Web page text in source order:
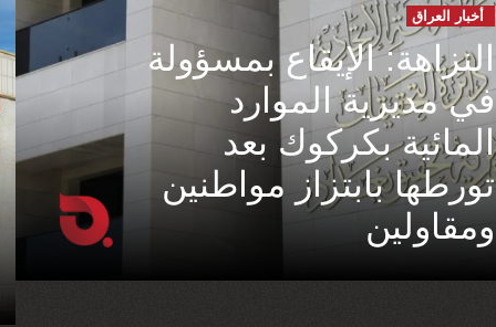
أخبار العراق
النزاهة: الإيقاع بمسؤولة
في مديرية الموارد
المائية بكركوك بعد
تورطها بابتزاز مواطنين
ومقاولين